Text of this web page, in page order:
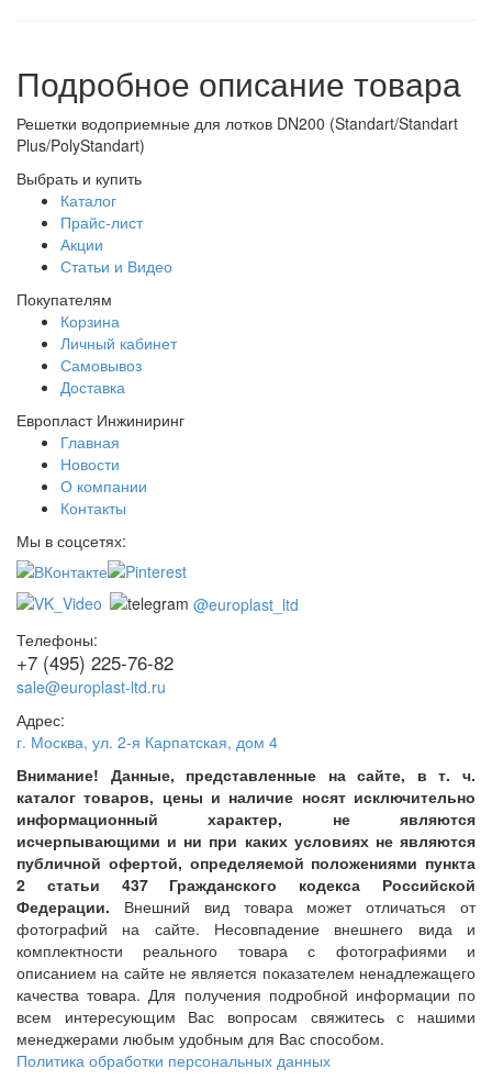
Подробное описание товара
Решетки водоприемные для лотков DN200 (Standart/Standart
Plus/PolyStandart)
Выбрать и купить
Каталог
Прайс-лист
Акции
Статьи и Видео
Покупателям
Корзина
Личный кабинет
Самовывоз
Доставка
Европласт Инжиниринг
Главная
Новости
О компании
Контакты
Мы в соцсетях:
@europlast_ltd
Телефоны:
+7 (495) 225-76-82
sale@europlast-ltd.ru
Адрес:
г. Москва, ул. 2-я Карпатская, дом 4
Внимание! Данные, представленные на сайте, в т. ч.
каталог товаров, цены и наличие носят исключительно
информационный характер, не являются
исчерпывающими и ни при каких условиях не являются
публичной офертой, определяемой положениями пункта
2 статьи 437 Гражданского кодекса Российской
Федерации. Внешний вид товара может отличаться от
фотографий на сайте. Несовпадение внешнего вида и
комплектности реального товара с фотографиями и
описанием на сайте не является показателем ненадлежащего
качества товара. Для получения подробной информации по
всем интересующим Вас вопросам свяжитесь с нашими
менеджерами любым удобным для Вас способом.
Политика обработки персональных данных